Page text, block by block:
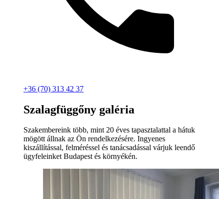
+36 (70) 313 42 37
Szalagfüggőny galéria
Szakembereink több, mint 20 éves tapasztalattal a hátuk
mögött állnak az Ön rendelkezésére. Ingyenes
kiszállítással, felméréssel és tanácsadással várjuk leendő
ügyfeleinket Budapest és környékén.